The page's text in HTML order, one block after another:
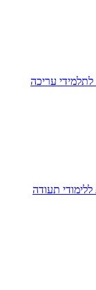
עריכה
ללימודי תעודה